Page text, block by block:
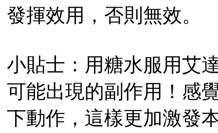
發揮效用，否則無效。
小貼士：用糖水服用艾
可能出現的副作用！感
下動作，這樣更加激發